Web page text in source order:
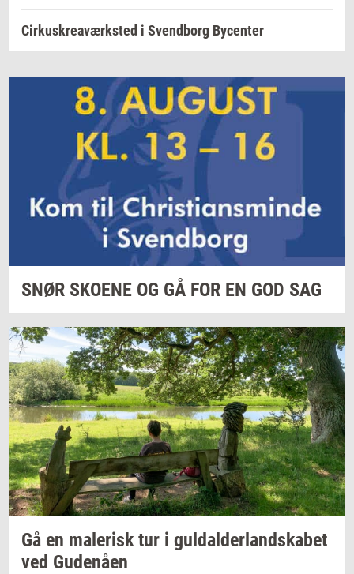
Cirkuskreaværksted i Svendborg Bycenter
SNØR SKO­E­NE OG GÅ FOR EN GOD SAG
Gå en ma­le­risktur i gul­dal­der­land­ska­bet
ved Gu­denå­en